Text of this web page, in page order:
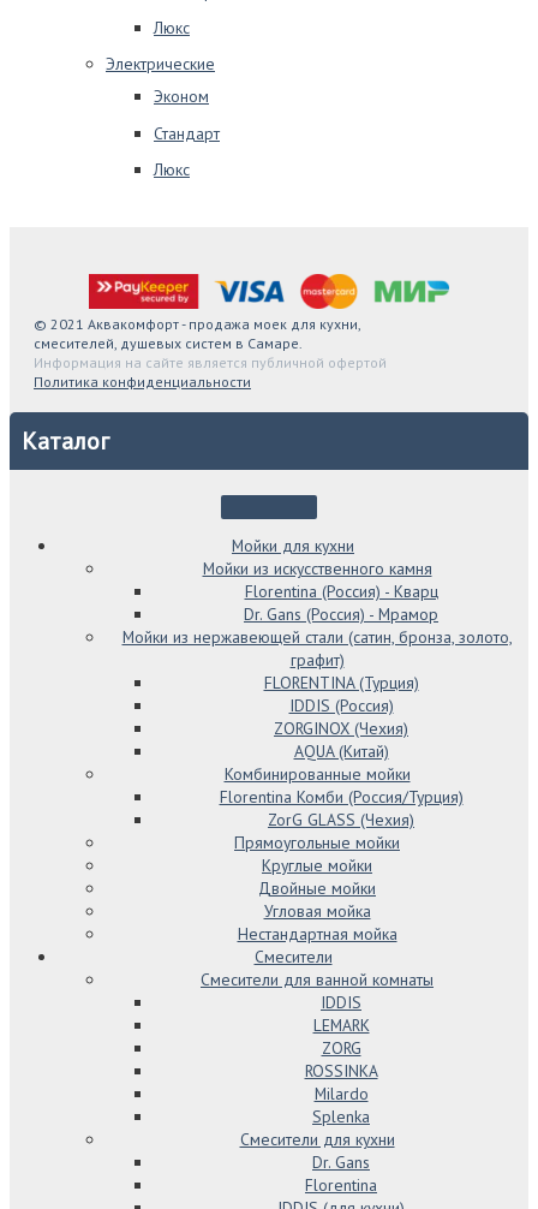
Люкс
Электрические
Эконом
Стандарт
Люкс
© 2021 Аквакомфорт - продажа моек для кухни,
смесителей, душевых систем в Самаре.
Информация на сайте является публичной офертой
Политика конфиденциальности
Каталог
Мойки для кухни
Мойки из искусственного камня
Florentina (Россия) - Кварц
Dr. Gans (Россия) - Мрамор
Мойки из нержавеющей стали (сатин, бронза, золото,
графит)
FLORENTINA (Турция)
IDDIS (Россия)
ZORGINOX (Чехия)
AQUA (Китай)
Комбинированные мойки
Florentina Комби (Россия/Турция)
ZorG GLASS (Чехия)
Прямоугольные мойки
Круглые мойки
Двойные мойки
Угловая мойка
Нестандартная мойка
Смесители
Смесители для ванной комнаты
IDDIS
LEMARK
ZORG
ROSSINKA
Milardo
Splenka
Смесители для кухни
Dr. Gans
Florentina